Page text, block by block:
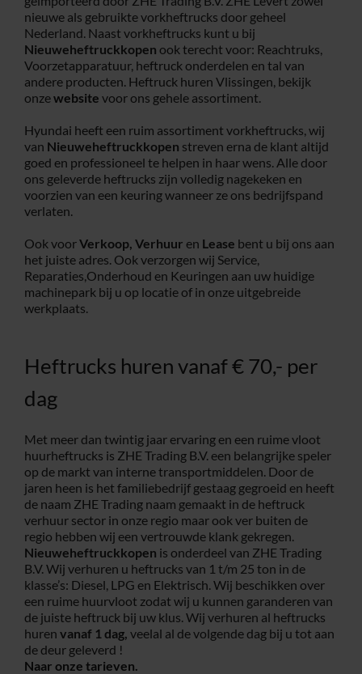
nieuwe als gebruikte vorkheftrucks door geheel
Nederland. Naast vorkheftrucks kunt u bij
Nieuweheftruckkopen ook terecht voor: Reachtruks,
Voorzetapparatuur, heftruck onderdelen en tal van
andere producten. Heftruck huren Vlissingen, bekijk
onzewebsite voor ons gehele assortiment.
Hyundai heeft een ruim assortiment vorkheftrucks, wij
van Nieuweheftruckkopen streven erna de klant altijd
goed en professioneel te helpen in haar wens. Alle door
ons geleverde heftrucks zijn volledig nagekeken en
voorzien van een keuring wanneer ze ons bedrijfspand
verlaten.
Ook voorVerkoop, Verhuur en Lease bent u bij ons aan
het juiste adres. Ook verzorgen wij Service,
Reparaties,Onderhoud en Keuringen aan uw huidige
machinepark bij u op locatie of in onze uitgebreide
werkplaats.
Heftrucks huren vanaf € 70,- per
dag
Met meer dan twintig jaar ervaring en een ruime vloot
huurheftrucks is ZHE Trading B.V. een belangrijke speler
op de markt van interne transportmiddelen. Door de
jaren heen is het familiebedrijf gestaag gegroeid en heeft
de naam ZHE Trading naam gemaakt in de heftruck
verhuur sector in onze regio maar ook ver buiten de
regio hebben wij een vertrouwde klank gekregen.
Nieuweheftruckkopen is onderdeel van ZHE Trading
B.V. Wij verhuren u heftrucks van 1 t/m 25 ton in de
klasse’s: Diesel, LPG en Elektrisch. Wij beschikken over
een ruime huurvloot zodat wij u kunnen garanderen van
de juiste heftruck bij uw klus. Wij verhuren al heftrucks
huren vanaf 1 dag, veelal al de volgende dag bij u tot aan
de deur geleverd !
Naar onze tarieven.